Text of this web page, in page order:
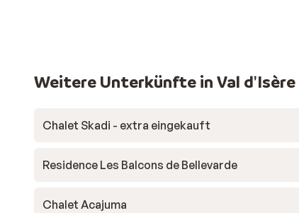
Weitere Unterkünfte in Val d'Isère
Chalet Skadi - extra eingekauft
Residence Les Balcons de Bellevarde
Chalet Acajuma